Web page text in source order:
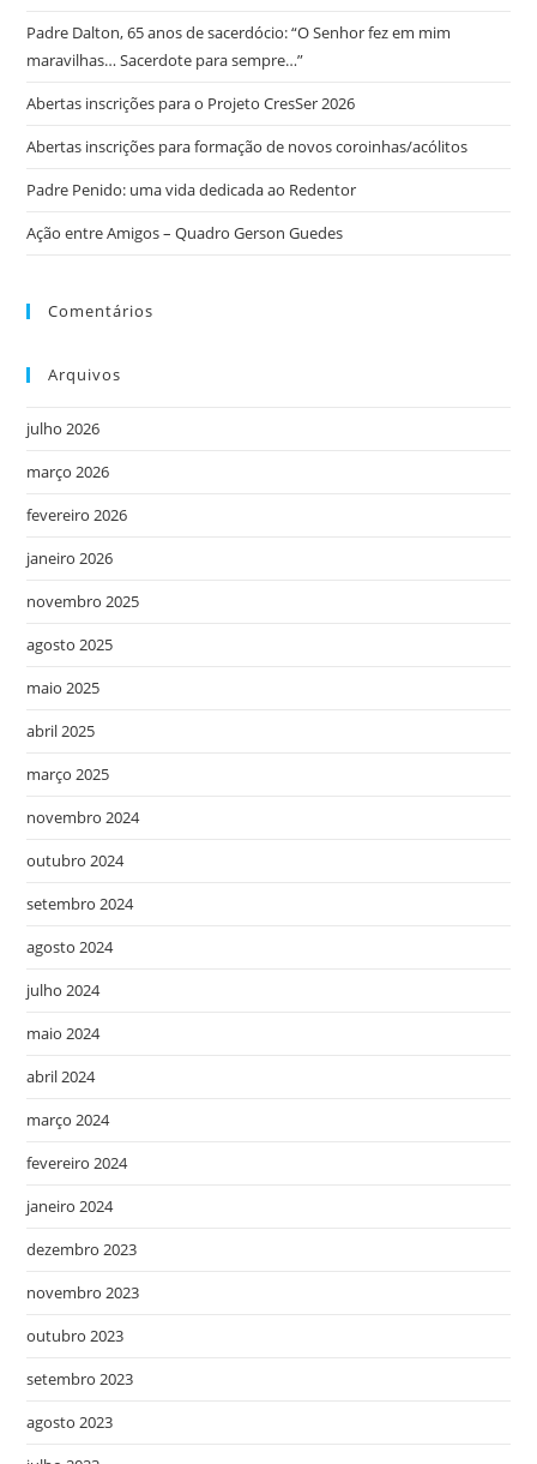
Padre Dalton, 65 anos de sacerdócio: “O Senhor fez em mim
maravilhas… Sacerdote para sempre…”
Abertas inscrições para o Projeto CresSer 2026
Abertas inscrições para formação de novos coroinhas/acólitos
Padre Penido: uma vida dedicada ao Redentor
Ação entre Amigos – Quadro Gerson Guedes
Comentários
Arquivos
julho 2026
março 2026
fevereiro 2026
janeiro 2026
novembro 2025
agosto 2025
maio 2025
abril 2025
março 2025
novembro 2024
outubro 2024
setembro 2024
agosto 2024
julho 2024
maio 2024
abril 2024
março 2024
fevereiro 2024
janeiro 2024
dezembro 2023
novembro 2023
outubro 2023
setembro 2023
agosto 2023